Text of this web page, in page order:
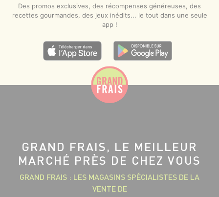
Des promos exclusives, des récompenses généreuses, des
recettes gourmandes, des jeux inédits... le tout dans une seule
app !
GRAND FRAIS, LE MEILLEUR
MARCHÉ PRÈS DE CHEZ VOUS
GRAND FRAIS : LES MAGASINS SPÉCIALISTES DE LA
VENTE DE